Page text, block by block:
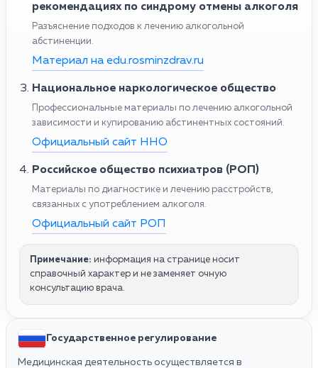
рекомендациях по синдрому отмены алкоголя
Разъяснение подходов к лечению алкогольной
абстиненции.
Материал на edu.rosminzdrav.ru
Национальное наркологическое общество
Профессиональные материалы по лечению алкогольной
зависимости и купированию абстинентных состояний.
Официальный сайт ННО
Российское общество психиатров (РОП)
Материалы по диагностике и лечению расстройств,
связанных с употреблением алкоголя.
Официальный сайт РОП
Примечание: информация на странице носит
справочный характер и не заменяет очную
консультацию врача.
Государственное регулирование
Медицинская деятельность осуществляется в